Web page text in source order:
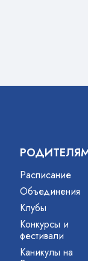
Расписание
Объединения
Клубы
Конкурсы и
фестивали
Каникулы на